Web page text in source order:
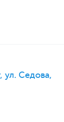
ул. Седова,